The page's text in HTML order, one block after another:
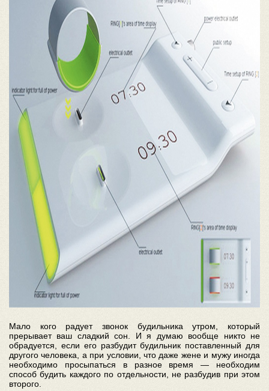
Мало кого радует звонок будильника утром, который
прерывает ваш сладкий сон. И я думаю вообще никто не
обрадуется, если его разбудит будильник поставленный для
другого человека, а при условии, что даже жене и мужу иногда
необходимо просыпаться в разное время — необходим
способ будить каждого по отдельности, не разбудив при этом
второго.